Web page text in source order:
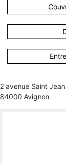
2 avenue Saint Jean
84000 Avignon